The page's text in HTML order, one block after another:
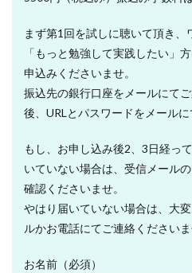
まず第1回を試しに聴いて頂き、
「もっと勉強して実践したい」
申込みくださいませ。
振込先の銀行口座をメールにて
後、URLとパスワードをメールに
もし、お申し込み後2、3日経っ
いていない場合は、受信メール
確認くださいませ。
やはり届いていない場合は、大
ルかお電話にてご連絡くださいま
お名前（必須）